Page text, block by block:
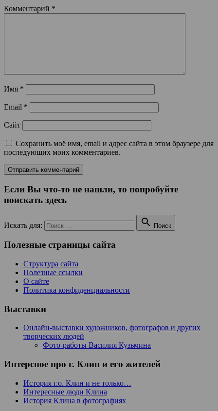
Комментарий *
Имя *
Email *
Сайт
Сохранить моё имя, email и адрес сайта в этом браузере для
последующих моих комментариев.
Если Вы что-то не нашли, то попробуйте
поискать здесь
Искать для:  Поиск
Полезные страницы сайта
Структура сайта
Полезные ссылки
О сайте
Политика конфиденциальности
Выставки
Онлайн-выставки художников, фотографов и других
творческих людей
Фото-работы Василия Кузьмина
Интерсное про г. Клин и его жителей
История г.о. Клин и не только…
Интересные люди Клина
История Клина в фотографиях